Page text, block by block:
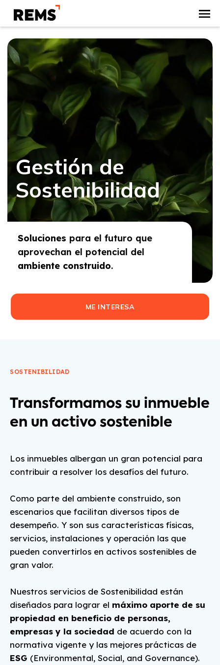
Gestión de
Sostenibilidad
Soluciones para el futuro que
aprovechan el potencial del
ambiente construido.
ME INTERESA
SOSTENIBILIDAD
Transformamos su inmueble
en un activo sostenible
Los inmuebles albergan un gran potencial para
contribuir a resolver los desafíos del futuro.
Como parte del ambiente construido, son
escenarios que facilitan diversos tipos de
desempeño. Y son sus características físicas,
servicios, instalaciones y operación las que
pueden convertirlos en activos sostenibles de
gran valor.
Nuestros servicios de Sostenibilidad están
diseñados para lograr el máximo aporte de su
propiedad en beneficio de personas,
empresas y la sociedad de acuerdo con la
normativa vigente y las mejores prácticas de
ESG (Environmental, Social, and Governance).